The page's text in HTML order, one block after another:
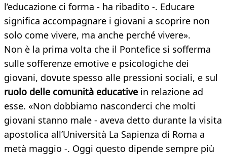
l’educazione ci forma - ha ribadito -. Educare
significa accompagnare i giovani a scoprire non
solo come vivere, ma anche perché vivere».
Non è la prima volta che il Pontefice si sofferma
sulle sofferenze emotive e psicologiche dei
giovani, dovute spesso alle pressioni sociali, e sul
ruolo delle comunità educative in relazione ad
esse. «Non dobbiamo nasconderci che molti
giovani stanno male - aveva detto durante la visita
apostolica all’Università La Sapienza di Roma a
metà maggio -. Oggi questo dipende sempre più